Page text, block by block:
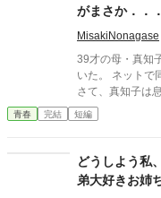
がまさか．．．
MisakiNonagase
39才の母・真知
いた。 ネットで
さて、真知子は
青春 完結 短編
どうしよう私
弟大好きお姉